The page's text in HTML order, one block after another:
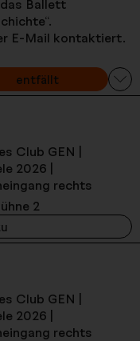
Ballett
E-Mail kontaktiert.
entfällt
Sevilla - Freitag, 26.
27.
Club GEN |
2026 |
rechts
2
(L0vE)StoRy -
28.
Club GEN |
2026 |
rechts